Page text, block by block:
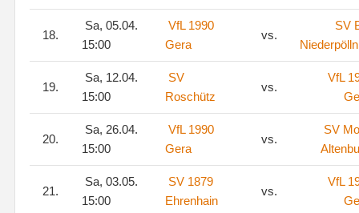
18.
Sa, 05.04.
15:00
VfL 1990
Gera
vs.
SV
19.
Sa, 12.04.
15:00
SV
Roschütz
vs.
VfL
20.
Sa, 26.04.
15:00
VfL 1990
Gera
vs.
SV
21.
Sa, 03.05.
15:00
SV 1879
Ehrenhain
vs.
VfL